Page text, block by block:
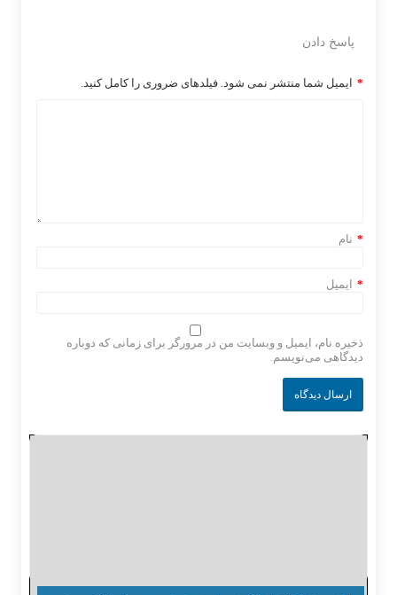
پاسخ دادن
ایمیل شما منتشر نمی شود. فیلدهای ضروری را کامل کنید. *
نام *
ایمیل *
ذخیره نام، ایمیل و وبسایت من در مرورگر برای زمانی که دوباره
دیدگاهی می‌نویسم.